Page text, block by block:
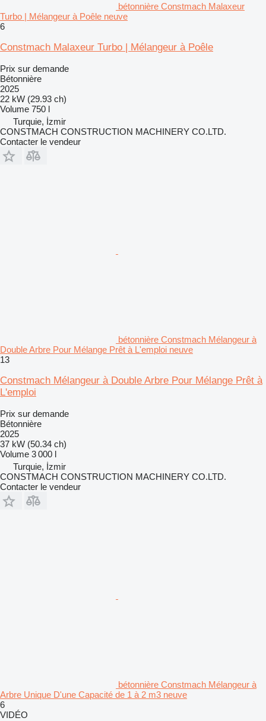
bétonnière Constmach Malaxeur
Turbo | Mélangeur à Poêle neuve
6
Constmach Malaxeur Turbo | Mélangeur à Poêle
Prix sur demande
Bétonnière
2025
22 kW (29.93 ch)
Volume 750 l
Turquie, İzmir
CONSTMACH CONSTRUCTION MACHINERY CO.LTD.
Contacter le vendeur
bétonnière Constmach Mélangeur à
Double Arbre Pour Mélange Prêt à L'emploi neuve
13
Constmach Mélangeur à Double Arbre Pour Mélange Prêt à
L'emploi
Prix sur demande
Bétonnière
2025
37 kW (50.34 ch)
Volume 3 000 l
Turquie, İzmir
CONSTMACH CONSTRUCTION MACHINERY CO.LTD.
Contacter le vendeur
bétonnière Constmach Mélangeur à
Arbre Unique D'une Capacité de 1 à 2 m3 neuve
6
VIDÉO